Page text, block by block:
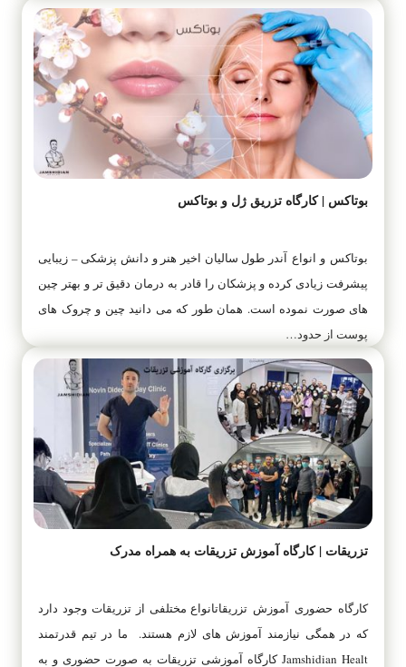
بوتاکس | کارگاه تزریق ژل و بوتاکس
بوتاکس و انواع آندر طول سالیان اخیر هنر و دانش پزشکی – زیبایی
پیشرفت زیادی کرده و پزشکان را قادر به درمان دقیق تر و بهتر چین
های صورت نموده است. همان طور که می دانید چین و چروک های
پوست از حدود…
تزریقات | کارگاه آموزش تزریقات به همراه مدرک
کارگاه حضوری آموزش تزریقاتانواع مختلفی از تزریقات وجود دارد
که در همگی نیازمند آموزش های لازم هستند. ما در تیم قدرتمند
Jamshidian Healt کارگاه آموزشی تزریقات به صورت حضوری و به